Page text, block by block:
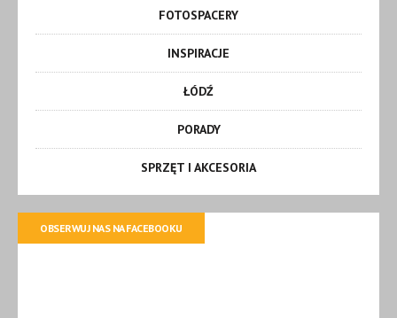
FOTOSPACERY
INSPIRACJE
ŁÓDŹ
PORADY
SPRZĘT I AKCESORIA
OBSERWUJ NAS NA FACEBOOKU